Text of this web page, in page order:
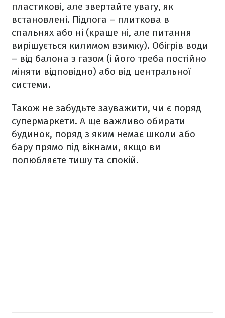
пластикові, але звертайте увагу, як
встановлені. Підлога – плиткова в
спальнях або ні (краще ні, але питання
вирішується килимом взимку). Обігрів води
– від балона з газом (і його треба постійно
міняти відповідно) або від центральної
системи.
Також не забудьте зауважити, чи є поряд
супермаркети. А ще важливо обирати
будинок, поряд з яким немає школи або
бару прямо під вікнами, якщо ви
полюбляєте тишу та спокій.